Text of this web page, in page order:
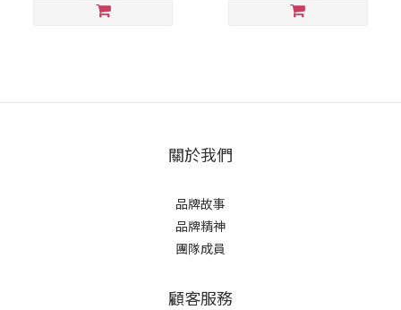
關於我們
品牌故事
品牌精神
團隊成員
顧客服務